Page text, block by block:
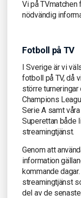
Vi på TVmatchen
nödvändig
Fotboll på TV
I Sverige är vi
fotboll på TV, då
större
Champions
Serie A samt
Superettan både
streamingtjänst.
Genom att
information
kommande
streamingtjänst
del av de